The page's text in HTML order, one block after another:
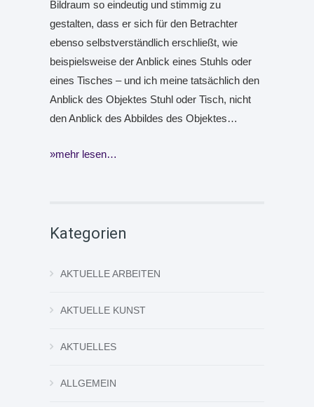
Bildraum so eindeutig und stimmig zu
gestalten, dass er sich für den Betrachter
ebenso selbstverständlich erschließt, wie
beispielsweise der Anblick eines Stuhls oder
eines Tisches – und ich meine tatsächlich den
Anblick des Objektes Stuhl oder Tisch, nicht
den Anblick des Abbildes des Objektes…
mehr lesen…
Kategorien
AKTUELLE ARBEITEN
AKTUELLE KUNST
AKTUELLES
ALLGEMEIN